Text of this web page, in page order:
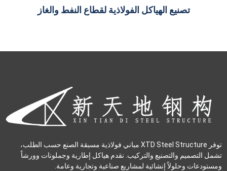
تصنيع الهياكل الفولاذية لقطاع النفط والغاز
توفر XTD Steel Structure مباني فولاذية مسبقة الصنع حسب الطلب،
تشمل التصميم والتصنيع والتركيب. نقدم هياكل إطارية وجملونات وورشاً
ومستودعات وحلولاً إنشائية لمشاريع صناعية وتجارية وعامة.